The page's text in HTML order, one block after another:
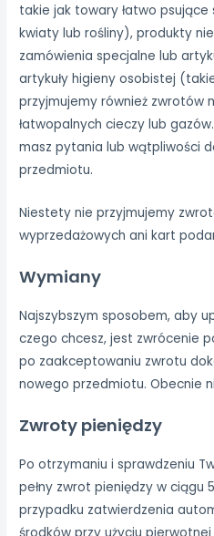
takie jak towary łatwo psujące
kwiaty lub rośliny), produkty
zamówienia specjalne lub
artykuły higieny osobistej
przyjmujemy również zwrotów
łatwopalnych cieczy lub
masz pytania lub wątpliwości
przedmiotu.
Niestety nie przyjmujemy
wyprzedażowych ani kart
Wymiany
Najszybszym sposobem, aby
czego chcesz, jest zwrócenie
po zaakceptowaniu zwrotu
nowego przedmiotu. Obecnie
Zwroty pieniędzy
Po otrzymaniu i sprawdzeniu
pełny zwrot pieniędzy w ciągu
przypadku zatwierdzenia
środków przy użyciu